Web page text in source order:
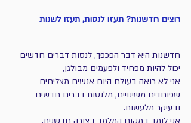
רוצים חדשנות? תעזו לנסות, תעזו לשנות
חדשנות היא דבר הפכפך, לנסות דברים חדשים
יכול להיות מפחיד ולפעמים מבולגן,
אני לא רואה בעולם היום אנשים מצליחים
שפוחדים משינויים, מלנסות דברים חדשים
ובעיקר מלעשות.